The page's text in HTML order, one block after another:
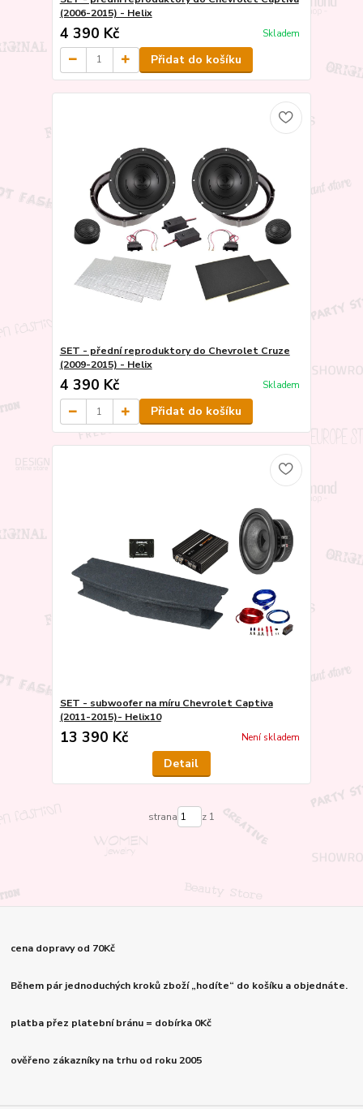
(2006-2015) - Helix
4 390 Kč Skladem
Přidat do košíku
SET - přední reproduktory do Chevrolet Cruze
(2009-2015) - Helix
4 390 Kč Skladem
Přidat do košíku
SET - subwoofer na míru Chevrolet Captiva
(2011-2015)- Helix10
13 390 Kč Není skladem
Detail
strana z 1
cena dopravy od 70Kč
Během pár jednoduchých kroků zboží „hodíte“ do košíku a objednáte.
platba přez platební bránu = dobírka 0Kč
ověřeno zákazníky na trhu od roku 2005